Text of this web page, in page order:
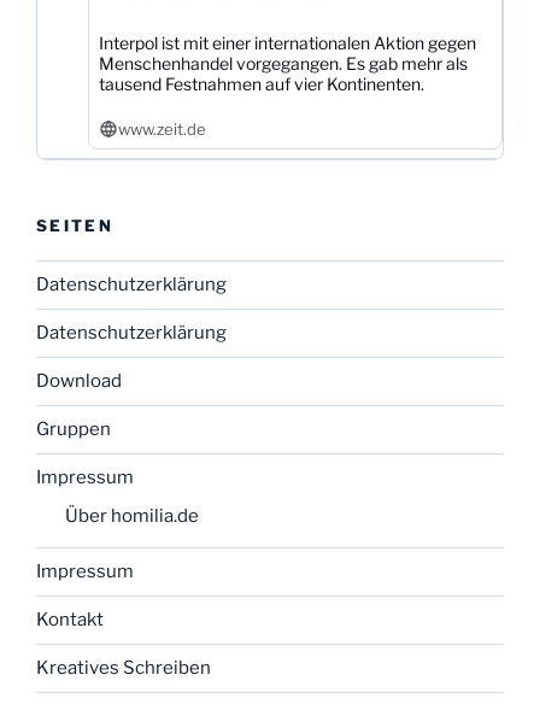
Interpol ist mit einer internationalen Aktion gegen
Menschenhandel vorgegangen. Es gab mehr als
tausend Festnahmen auf vier Kontinenten.
www.zeit.de
SEITEN
Datenschutzerklärung
Datenschutzerklärung
Download
Gruppen
Impressum
Über homilia.de
Impressum
Kontakt
Kreatives Schreiben